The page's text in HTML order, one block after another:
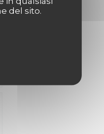
del sito.